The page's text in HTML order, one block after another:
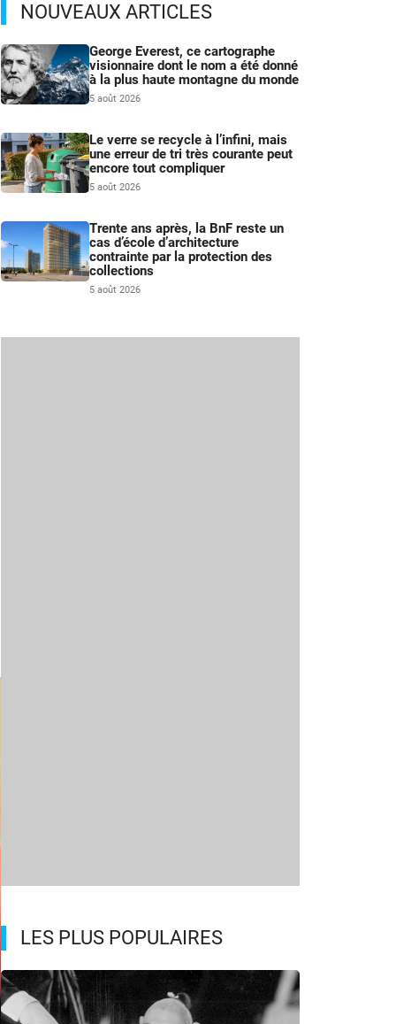
NOUVEAUX ARTICLES
George Everest, ce cartographe
visionnaire dont le nom a été donné
à la plus haute montagne du monde
5 août 2026
Le verre se recycle à l’infini, mais
une erreur de tri très courante peut
encore tout compliquer
5 août 2026
Trente ans après, la BnF reste un
cas d’école d’architecture
contrainte par la protection des
collections
5 août 2026
LES PLUS POPULAIRES